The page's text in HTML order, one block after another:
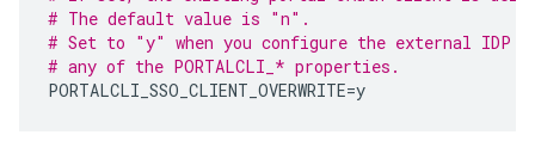
# The default value is "n".
# Set to "y" when you configure the external IDP
# any of the PORTALCLI_* properties.
PORTALCLI_SSO_CLIENT_OVERWRITE=y